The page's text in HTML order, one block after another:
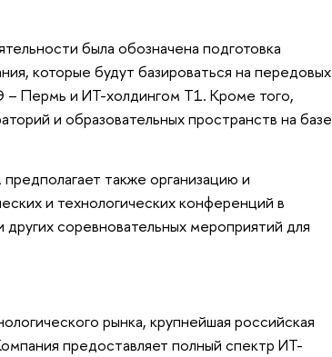
была обозначена подготовка
которые будут базироваться на передовых
– Пермь и ИТ-холдингом Т1. Кроме того,
и образовательных пространств на базе
также организацию и
и технологических конференций в
соревновательных мероприятий для
рынка, крупнейшая российская
предоставляет полный спектр ИТ-